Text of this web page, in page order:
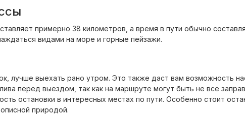
примерно 38 километров, а время в пути обычно
видами на море и горные пейзажи.
лучше выехать рано утром. Это также даст вам возможность
перед выездом, так как на маршруте могут быть не все
остановки в интересных местах по пути. Особенно стоит
природой.